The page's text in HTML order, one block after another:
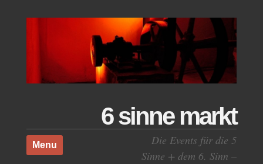
6 sinne markt
Die Events für die 5
Sinne + dem 6. Sinn –
Menu
Skip to content